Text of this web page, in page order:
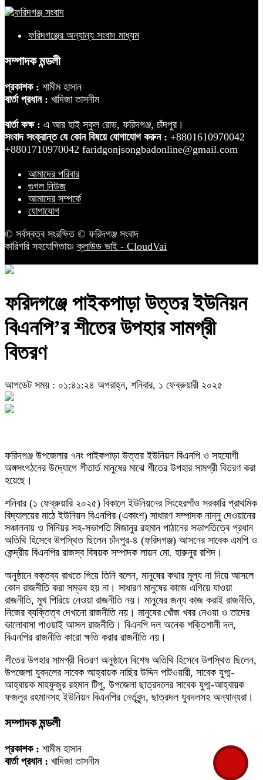
ফরিদগঞ্জের অন্যান্য সংবাদ মাধ্যম
সম্পাদক মন্ডলী
প্রকাশক : শামীম হাসান
বার্তা প্রধান : খাদিজা তাসনীম
বার্তা কক্ষ : এ আর হাই স্কুল রোড, ফরিদগঞ্জ, চাঁদপুর।
সংবাদ সংক্রান্ত যে কোন বিষয়ে যোগাযোগ করুন : +8801610970042
+8801710970042 faridgonjsongbadonline@gmail.com
আমাদের পরিবার
গুগল নিউজ
আমাদের সম্পর্কে
যোগাযোগ
© সর্বস্বত্ব সংরক্ষিত © ফরিদগঞ্জ সংবাদ
কারিগরি সহযোগিতায়ঃক্লাউড ভাই - CloudVai
ফরিদগঞ্জে পাইকপাড়া উত্তর ইউনিয়ন
বিএনপি’র শীতের উপহার সামগ্রী
বিতরণ
আপডেট সময় : ০১:৪১:২৪ অপরাহ্ন, শনিবার, ১ ফেব্রুয়ারী ২০২৫
ফরিদগঞ্জ উপজেলার ৭নং পাইকপাড়া উত্তর ইউনিয়ন বিএনপি ও সহযোগী
অঙ্গসংগঠনের উদ্যোগে শীতার্ত মানুষের মাঝে শীতের উপহার সামগ্রী বিতরণ করা
হয়েছে।
শনিবার (১ ফেব্রুয়ারি ২০২৫) বিকালে ইউনিয়নের সিংহেরগাঁও সরকারি প্রাথমিক
বিদ্যালয়ের মাঠে ইউনিয়ন বিএনপির (একাংশ) সাধারণ সম্পাদক নান্নু দেওয়ানের
সঞ্চালনায় ও সিনিয়র সহ-সভাপতি মিজানুর রহমান পাঠানের সভাপতিত্বে প্রধান
অতিথি হিসেবে উপস্থিত ছিলেন চাঁদপুর-৪ (ফরিদগঞ্জ) আসনের সাবেক এমপি ও
কেন্দ্রীয় বিএনপির রাজস্ব বিষয়ক সম্পাদক লায়ন মো. হারুনুর রশিদ।
অনুষ্ঠানে বক্তব্য রাখতে গিয়ে তিনি বলেন, মানুষের কথার মূল্য না দিয়ে আসলে
কোন রাজনীতি করা সম্ভব হয় না। সাধারণ মানুষের কাজে এগিয়ে যাওয়া
রাজনীতি, মুখ পিরিয়ে নেওয়া রাজনীতি নয়। মানুষের জন্য কাজ করাই রাজনীতি,
নিজের ব্যক্তিত্ব দেখানো রাজনীতি নয়। মানুষের খোঁজ খবর নেওয়া ও তাদের
ভালোবাসা পাওয়াই আসল রাজনীতি। বিএনপি দল অনেক শক্তিশালী দল,
বিএনপির রাজনীতি কারো ক্ষতি করার রাজনীতি নয়।
শীতের উপহার সামগ্রী বিতরণ অনুষ্ঠানে বিশেষ অতিথি হিসেবে উপস্থিত ছিলেন,
উপজেলা যুবদলের সাবেক আহ্বায়ক নাছির উদ্দিন পাটওয়ারী, সাবেক যুগ্ম-
আহ্বায়ক মাহফুজুর রহমান টিপু, উপজেলা ছাত্রদলের সাবেক যুগ্ম-আহ্বায়ক
ফজলুর রহমানসহ ইউনিয়ন বিএনপির নের্তৃবৃন্দ, ছাত্রদল যুবদলসহ অন্যান্যরা।
সম্পাদক মন্ডলী
প্রকাশক : শামীম হাসান
বার্তা প্রধান : খাদিজা তাসনীম